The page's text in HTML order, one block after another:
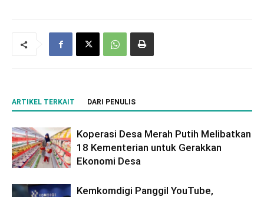
ARTIKEL TERKAIT DARI PENULIS
Koperasi Desa Merah Putih Melibatkan
18 Kementerian untuk Gerakkan
Ekonomi Desa
Kemkomdigi Panggil YouTube,